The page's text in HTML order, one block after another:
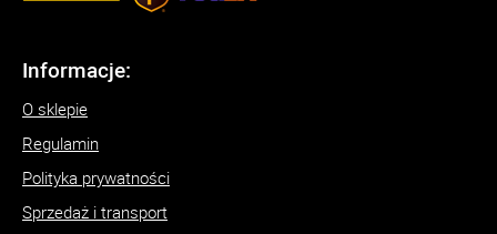
Informacje:
O sklepie
Regulamin
Polityka prywatności
Sprzedaż i transport